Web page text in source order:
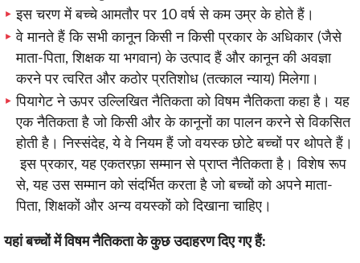
इस चरण में बच्चे आमतौर पर 10 वर्ष से कम उम्र के होते हैं।
वे मानते हैं कि सभी कानून किसी न किसी प्रकार के अधिकार (जैसे
माता-पिता, शिक्षक या भगवान) के उत्पाद हैं और कानून की अवज्ञा
करने पर त्वरित और कठोर प्रतिशोध (तत्काल न्याय) मिलेगा।
पियागेट ने ऊपर उल्लिखित नैतिकता को विषम नैतिकता कहा है। यह
एक नैतिकता है जो किसी और के कानूनों का पालन करने से विकसित
होती है। निस्संदेह, ये वे नियम हैं जो वयस्क छोटे बच्चों पर थोपते हैं।
इस प्रकार, यह एकतरफ़ा सम्मान से प्राप्त नैतिकता है। विशेष रूप
से, यह उस सम्मान को संदर्भित करता है जो बच्चों को अपने माता-
पिता, शिक्षकों और अन्य वयस्कों को दिखाना चाहिए।
यहां बच्चों में विषम नैतिकता के कुछ उदाहरण दिए गए हैं: